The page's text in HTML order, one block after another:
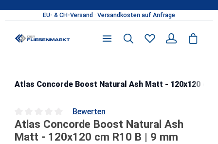
Zum Hauptinhalt springen
Atlas Concorde Boost Natural Ash Matt - 120x120 cm
Durchschnittliche Bewertung von 0 von 5 Sternen
Bewerten
Atlas Concorde Boost Natural Ash
Matt - 120x120 cm R10 B | 9 mm